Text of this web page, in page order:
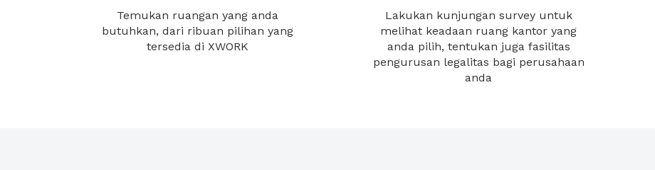
Temukan ruangan yang anda
butuhkan, dari ribuan pilihan yang
tersedia di XWORK
Lakukan kunjungan survey untuk
melihat keadaan ruang kantor yang
anda pilih, tentukan juga fasilitas
pengurusan legalitas bagi perusahaan
anda